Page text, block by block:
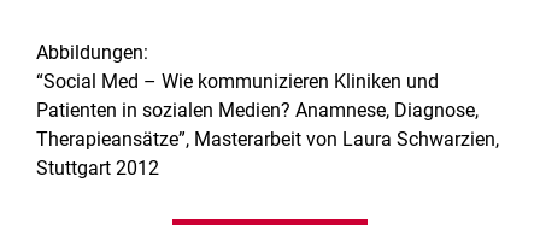
Abbildungen:
“Social Med – Wie kommunizieren Kliniken und
Patienten in sozialen Medien? Anamnese, Diagnose,
Therapieansätze”, Masterarbeit von Laura Schwarzien,
Stuttgart 2012